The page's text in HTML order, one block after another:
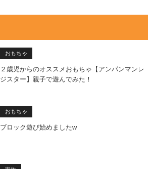
おもちゃ
２歳児からのオススメおもちゃ【アンパンマンレ
ジスター】親子で遊んでみた！
おもちゃ
ブロック遊び始めましたw